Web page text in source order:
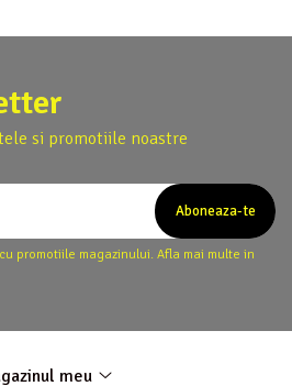
si promotiile noastre
promotiile magazinului. Afla mai multe in
meu